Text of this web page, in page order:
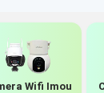
Wifi Imou